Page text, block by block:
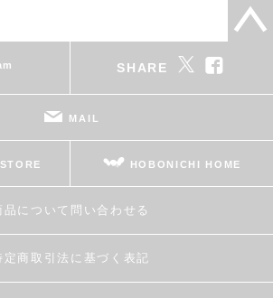
SHARE
MAIL
HOBONICHI HOME
品について問い合わせる
定商取引法に基づく表記